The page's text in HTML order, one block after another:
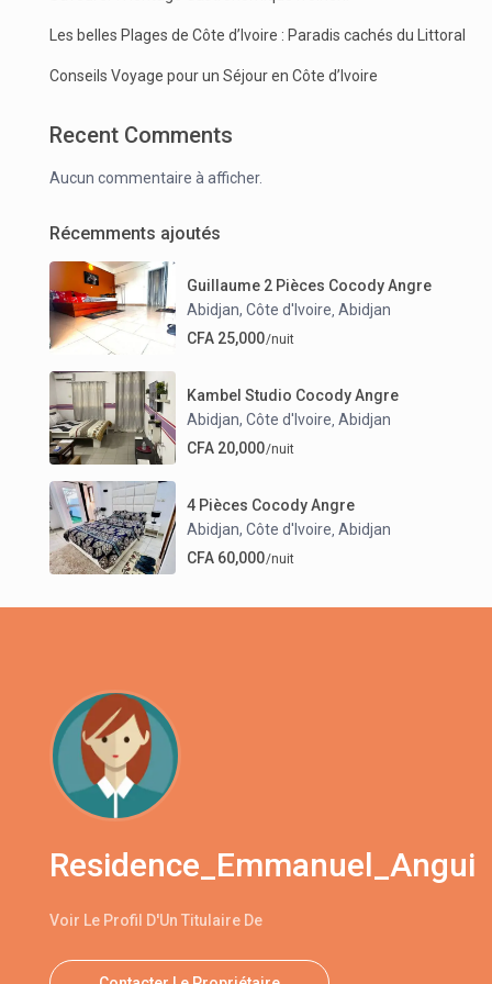
Les belles Plages de Côte d’Ivoire : Paradis cachés du Littoral
Conseils Voyage pour un Séjour en Côte d’Ivoire
Recent Comments
Aucun commentaire à afficher.
Récemments ajoutés
Guillaume 2 Pièces Cocody Angre
Abidjan, Côte d'Ivoire ,Abidjan
CFA 25,000/nuit
Kambel Studio Cocody Angre
Abidjan, Côte d'Ivoire ,Abidjan
CFA 20,000/nuit
4 Pièces Cocody Angre
Abidjan, Côte d'Ivoire ,Abidjan
CFA 60,000/nuit
Residence_Emmanuel_Angui
Voir Le Profil D'Un Titulaire De